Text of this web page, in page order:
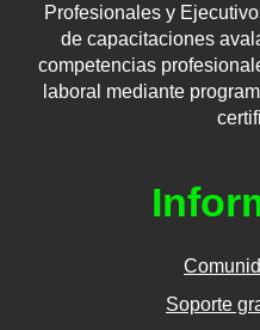
Profesionales y
de capacitaciones
competencias
laboral mediante
Soporte